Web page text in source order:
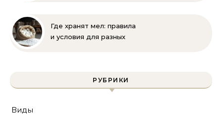
известняка
Где хранят мел: правила
и условия для разных
РУБРИКИ
Виды